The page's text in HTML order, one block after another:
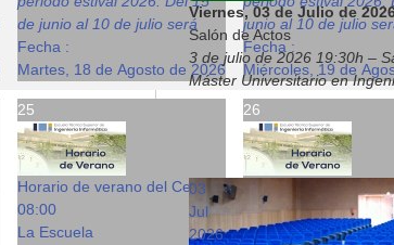
de junio al 10 de julio será
Fecha :
Martes, 18 de Agosto de 2026
junio al 10 de julio
Fecha :
Miércoles, 19 de
25
Horario de verano del Centro
08:00
La Escuela
26
Horario de verano
08:00
La Escuela
Viernes, 03 de Julio de
Salón de Actos
3 de julio de 2026 19:30h –
Máster Universitario en
03
Jul
2026